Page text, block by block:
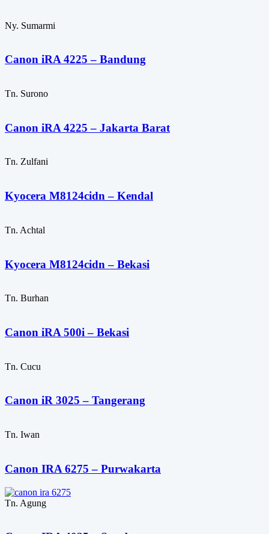
Ny. Sumarmi
Canon iRA 4225 – Bandung
Tn. Surono
Canon iRA 4225 – Jakarta Barat
Tn. Zulfani
Kyocera M8124cidn – Kendal
Tn. Achtal
Kyocera M8124cidn – Bekasi
Tn. Burhan
Canon iRA 500i – Bekasi
Tn. Cucu
Canon iR 3025 – Tangerang
Tn. Iwan
Canon IRA 6275 – Purwakarta
Tn. Agung